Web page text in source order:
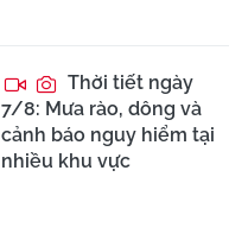
Thời tiết ngày
7/8: Mưa rào, dông và
cảnh báo nguy hiểm tại
nhiều khu vực